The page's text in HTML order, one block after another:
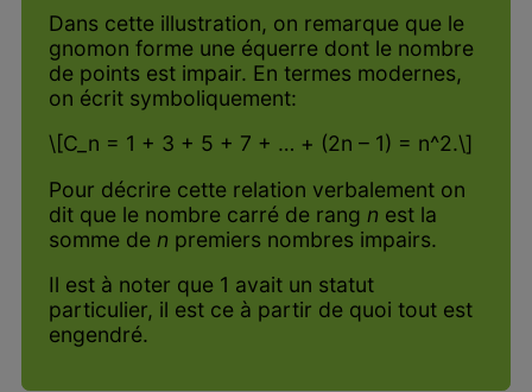
Dans cette illustration, on remarque que le
gnomon forme une équerre dont le nombre
de points est impair. En termes modernes,
on écrit symboliquement:
\[C_n = 1 + 3 + 5 + 7 + … + (2n – 1) = n^2.\]
Pour décrire cette relation verbalement on
dit que le nombre carré de rang n est la
somme de n premiers nombres impairs.
Il est à noter que 1 avait un statut
particulier, il est ce à partir de quoi tout est
engendré.